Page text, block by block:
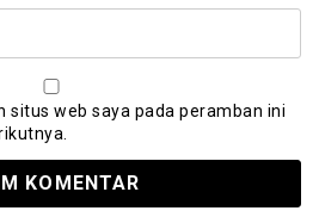
situs web saya pada peramban ini